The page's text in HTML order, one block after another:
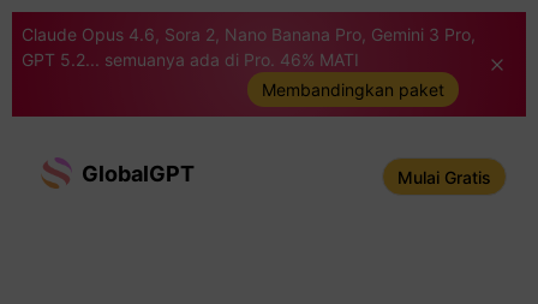
Claude Opus 4.6, Sora 2, Nano Banana Pro, Gemini 3 Pro,
GPT 5.2... semuanya ada di Pro. 46% MATI
Membandingkan paket
GlobalGPT Mulai Gratis